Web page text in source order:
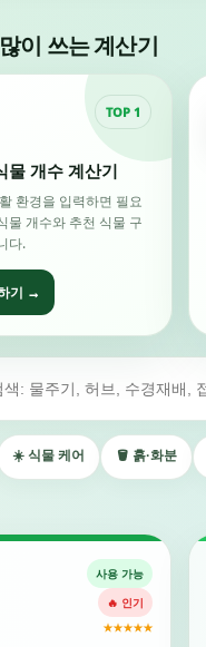
이 쓰는 계산기
TOP 1
물 개수 계산기
환경을 입력하면 필요
물 개수와 추천 식물 구
다.
기 →
☀️ 식물 케어 🪣 흙·화분
사용 가능
🔥 인기
★★★★★